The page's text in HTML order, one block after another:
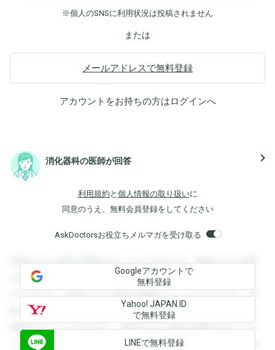
※個人のSNSに利用状況は投稿されません
または
メールアドレスで無料登録
アカウントをお持ちの方はログインへ
消化器科の医師が回答 navigate_next
利用規約 と 個人情報の取り扱いに
同意のうえ、無料会員登録をしてください
AskDoctorsお役立ちメルマガを受け取る
登録すると回答を閲覧することができます。登録すると回答
を閲覧することができます。登録すると回答を閲覧すること
ができます。登録すると回答を閲覧することができます。登
録すると回答を閲覧することができます。登録すると回答を
閲覧することができます。登録すると回答を閲覧することが
できます。登録すると回答を閲覧することができます。登録
Googleアカウントで
無料登録
Yahoo! JAPAN ID
で無料登録
LINEで無料登録